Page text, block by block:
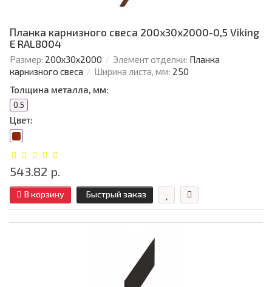
Планка карнизного свеса 200х30х2000-0,5 Viking
E RAL8004
Размер: 200х30х2000 Элемент отделки: Планка
карнизного свеса
Ширина листа, мм: 250
Толщина металла, мм:
0.5
Цвет:
543.82 р.
В корзину Быстрый заказ